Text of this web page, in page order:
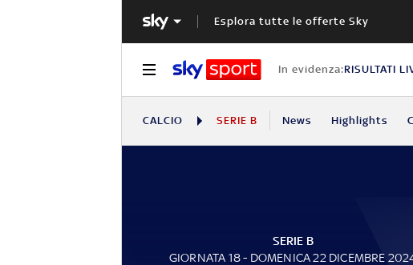
Esplora tutte le offerte Sky
In evidenza:RISULTATI
CALCIO SERIE B News Highlights
SERIE B
GIORNATA 18 - DOMENICA 22 DICEMBRE